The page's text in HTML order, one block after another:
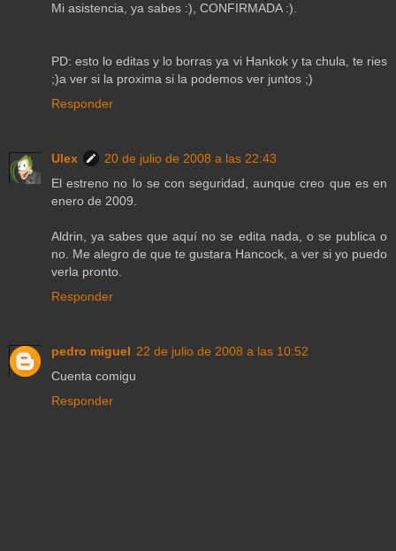
Mi asistencia, ya sabes :), CONFIRMADA :).
PD: esto lo editas y lo borras ya vi Hankok y ta chula, te ries
;)a ver si la proxima si la podemos ver juntos ;)
Responder
Ulex
20 de julio de 2008 a las 22:43
El estreno no lo se con seguridad, aunque creo que es en
enero de 2009.
Aldrin, ya sabes que aquí no se edita nada, o se publica o
no. Me alegro de que te gustara Hancock, a ver si yo puedo
verla pronto.
Responder
pedro miguel 22 de julio de 2008 a las 10:52
Cuenta comigu
Responder